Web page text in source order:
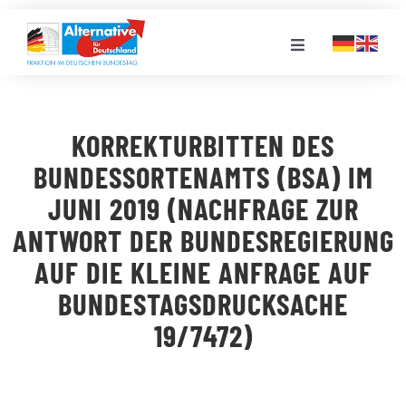
Inhalt
springen
Toggle
LANDESGRUPPEN
VERANSTALTUNGEN
PRESSE
KORREKTURBITTEN DES
BUNDESSORTENAMTS (BSA) IM
JUNI 2019 (NACHFRAGE ZUR
ANTWORT DER BUNDESREGIERUNG
AUF DIE KLEINE ANFRAGE AUF
BUNDESTAGSDRUCKSACHE
19/7472)